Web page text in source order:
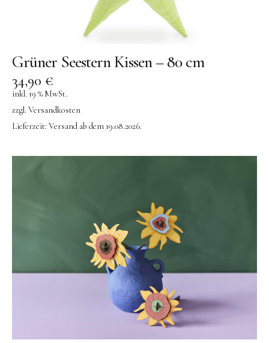
Grüner Seestern Kissen – 80 cm
34,90 €
inkl. 19 % MwSt.
zzgl. Versandkosten
Lieferzeit: Versand ab dem 19.08.2026.